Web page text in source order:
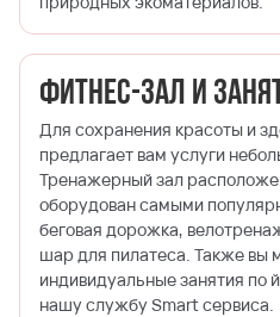
Фитнес-зал и
Для сохранения красоты и
предлагает вам услуги
Тренажерный зал
оборудован самыми
беговая дорожка,
шар для пилатеса. Также вы
индивидуальные занятия по
нашу службу Smart сервиса.